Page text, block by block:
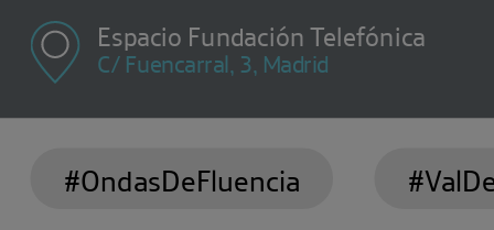
Espacio Fundación Telefónica
C/ Fuencarral, 3, Madrid
#OndasDeFluencia